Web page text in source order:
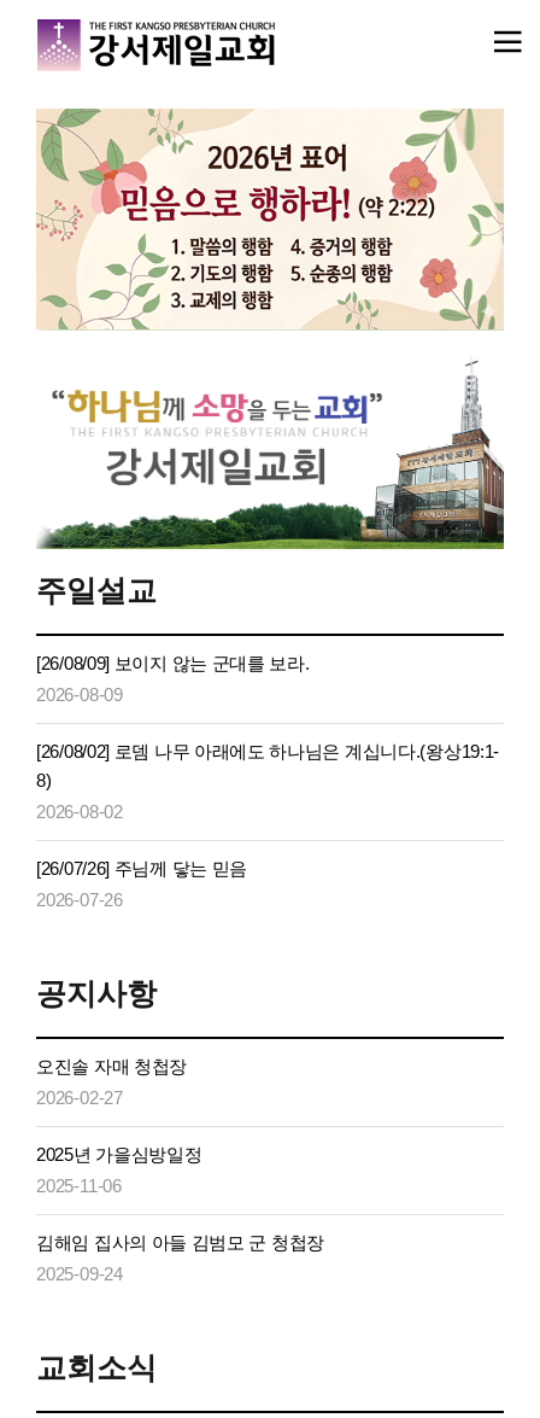
주일설교
[26/08/09] 보이지 않는 군대를 보라.
2026-08-09
[26/08/02] 로뎀 나무 아래에도 하나님은 계십니다.(왕상19:1-
8)
2026-08-02
[26/07/26] 주님께 닿는 믿음
2026-07-26
공지사항
오진솔 자매 청첩장
2026-02-27
2025년 가을심방일정
2025-11-06
김해임 집사의 아들 김범모 군 청첩장
2025-09-24
교회소식